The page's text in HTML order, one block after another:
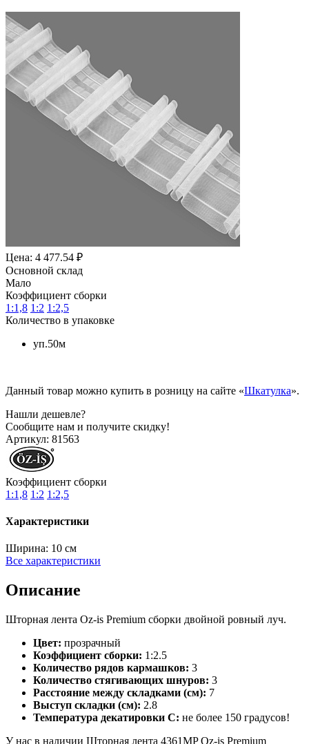
Цена: 4 477.54 ₽
Основной склад
Мало
Коэффициент сборки
1:1,8 1:2 1:2,5
Количество в упаковке
уп.50м
Данный товар можно купить в розницу на сайте «Шкатулка».
Нашли дешевле?
Сообщите нам и получите скидку!
Артикул: 81563
Коэффициент сборки
1:1,8 1:2 1:2,5
Характеристики
Ширина: 10 см
Все характеристики
Описание
Шторная лента Oz-is Premium сборки двойной ровный луч.
Цвет: прозрачный
Коэффициент сборки: 1:2.5
Количество рядов кармашков: 3
Количество стягивающих шнуров: 3
Расстояние между складками (см): 7
Выступ складки (см): 2.8
Температура декатировки С: не более 150 градусов!
У нас в наличии Шторная лента 4361MP Oz-is Premium